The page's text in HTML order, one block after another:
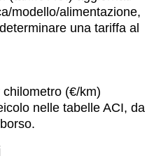
modello/alimentazione,
una tariffa al
(€/km)
nelle tabelle ACI, da